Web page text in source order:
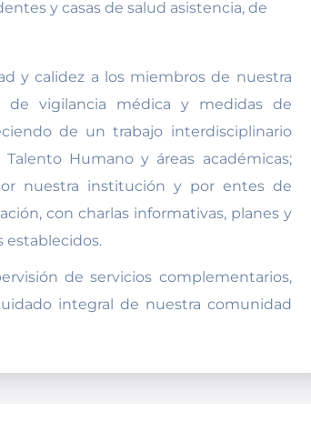
y casas de salud asistencia, de
y calidez a los miembros de nuestra
de vigilancia médica y medidas de
de un trabajo interdisciplinario
Humano y áreas académicas;
nuestra institución y por entes de
con charlas informativas, planes y
establecidos.
de servicios complementarios,
integral de nuestra comunidad